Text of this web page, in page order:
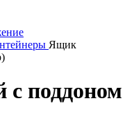
Ящик
поддоном